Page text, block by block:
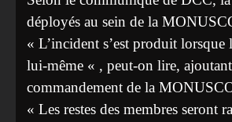
déployés au sein de la
« L’incident s’est produit lorsque
lui-même « , peut-on lire,
commandement de la
« Les restes des membres seront